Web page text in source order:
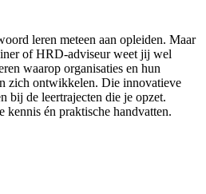
leren meteen aan opleiden. Maar
of HRD-adviseur weet jij wel
waarop organisaties en hun
zich ontwikkelen. Die innovatieve
bij de leertrajecten die je opzet.
kennis én praktische handvatten.